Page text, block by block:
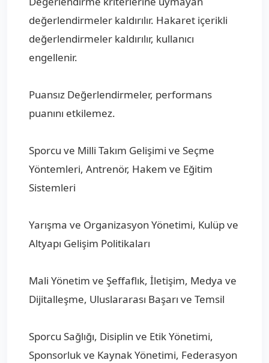
değerlendirmeler kaldırılır. Hakaret içerikli
değerlendirmeler kaldırılır, kullanıcı
engellenir.
Puansız Değerlendirmeler, performans
puanını etkilemez.
Sporcu ve Milli Takım Gelişimi ve Seçme
Yöntemleri, Antrenör, Hakem ve Eğitim
Sistemleri
Yarışma ve Organizasyon Yönetimi, Kulüp ve
Altyapı Gelişim Politikaları
Mali Yönetim ve Şeffaflık, İletişim, Medya ve
Dijitalleşme, Uluslararası Başarı ve Temsil
Sporcu Sağlığı, Disiplin ve Etik Yönetimi,
Sponsorluk ve Kaynak Yönetimi, Federasyon